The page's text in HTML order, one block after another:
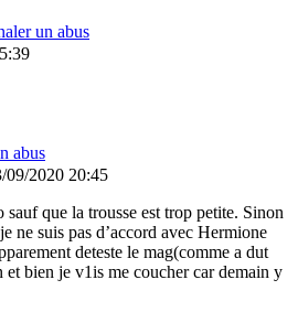
un abus
abus
09/2020 20:45
sauf que la trousse est trop petite. Sinon
ne suis pas d’accord avec Hermione
deteste le mag(comme a dut
bien je v1is me coucher car demain y